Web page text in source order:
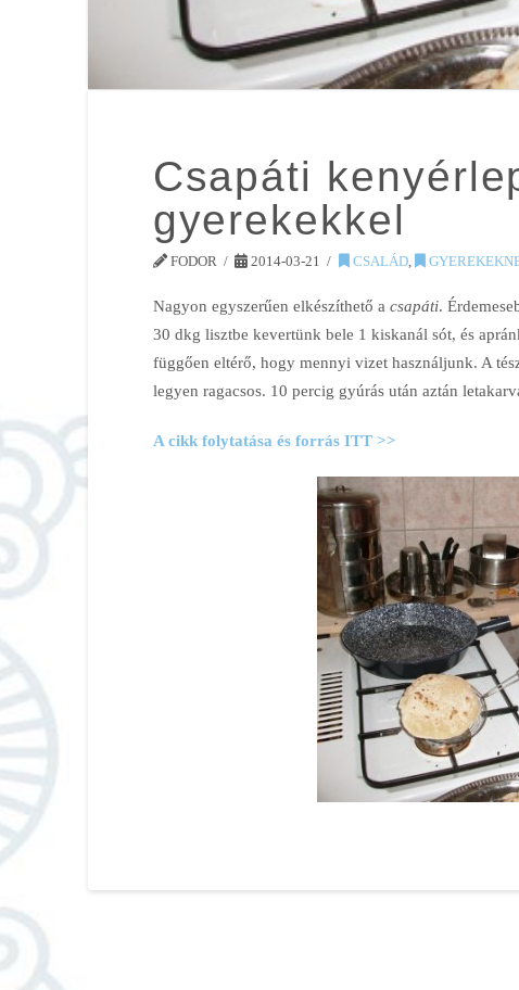
Csapáti
gyerekekkel
FODOR 2014-03-21 CSALÁD,
Nagyon egyszerűen elkészíthető a csapáti.
30 dkg lisztbe kevertünk bele 1 kiskanál sót, és
függően eltérő, hogy mennyi vizet használjunk. A
legyen ragacsos. 10 percig gyúrás után aztán
A cikk folytatása és forrás ITT >>